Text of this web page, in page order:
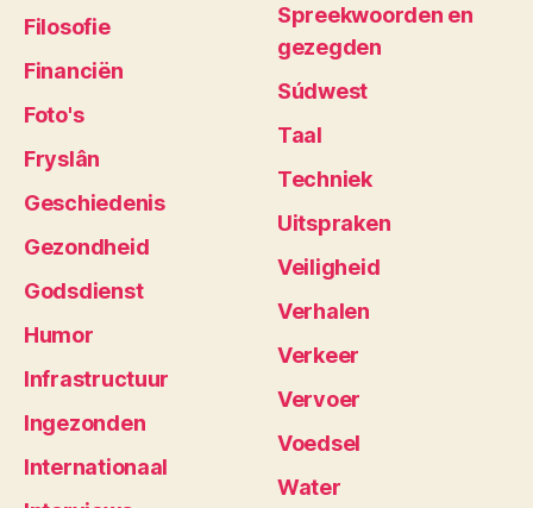
Filosofie
Financiën
Foto's
Fryslân
Geschiedenis
Gezondheid
Godsdienst
Humor
Infrastructuur
Ingezonden
Internationaal
Spreekwoorden en
gezegden
Súdwest
Taal
Techniek
Uitspraken
Veiligheid
Verhalen
Verkeer
Vervoer
Voedsel
Water